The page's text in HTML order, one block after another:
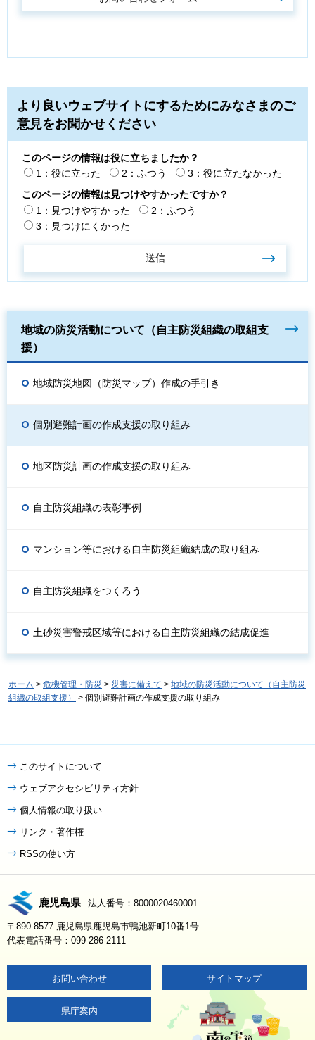
より良いウェブサイトにするためにみなさまのご
意見をお聞かせください
このページの情報は役に立ちましたか？
1：役に立った
2：ふつう
3：役に立たなかった
このページの情報は見つけやすかったですか？
1：見つけやすかった
2：ふつう
3：見つけにくかった
地域の防災活動について（自主防災組織の取組支
援）
地域防災地図（防災マップ）作成の手引き
個別避難計画の作成支援の取り組み
地区防災計画の作成支援の取り組み
自主防災組織の表彰事例
マンション等における自主防災組織結成の取り組み
自主防災組織をつくろう
土砂災害警戒区域等における自主防災組織の結成促進
ホーム > 危機管理・防災 > 災害に備えて > 地域の防災活動について（自主防災
組織の取組支援）
> 個別避難計画の作成支援の取り組み
このサイトについて
ウェブアクセシビリティ方針
個人情報の取り扱い
リンク・著作権
RSSの使い方
鹿児島県 法人番号：8000020460001
〒890-8577 鹿児島県鹿児島市鴨池新町10番1号
代表電話番号：099-286-2111
お問い合わせ サイトマップ
県庁案内